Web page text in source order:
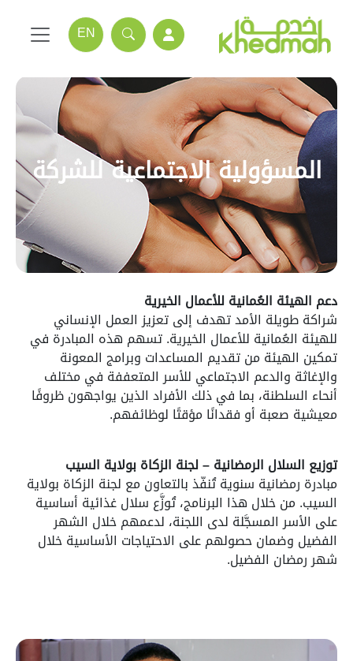
EN
المسؤولية الاجتماعية للشركة
دعم الهيئة العُمانية للأعمال الخيرية
شراكة طويلة الأمد تهدف إلى تعزيز العمل الإنساني
للهيئة العُمانية للأعمال الخيرية. تسهم هذه المبادرة في
تمكين الهيئة من تقديم المساعدات وبرامج المعونة
والإغاثة والدعم الاجتماعي للأسر المتعففة في مختلف
أنحاء السلطنة، بما في ذلك الأفراد الذين يواجهون ظروفًا
معيشية صعبة أو فقدانًا مؤقتًا لوظائفهم.
توزيع السلال الرمضانية – لجنة الزكاة بولاية السيب
مبادرة رمضانية سنوية تُنفّذ بالتعاون مع لجنة الزكاة بولاية
السيب. من خلال هذا البرنامج، تُوزَّع سلال غذائية أساسية
على الأسر المسجَّلة لدى اللجنة، لدعمهم خلال الشهر
الفضيل وضمان حصولهم على الاحتياجات الأساسية خلال
شهر رمضان الفضيل.